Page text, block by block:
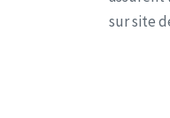
sur site